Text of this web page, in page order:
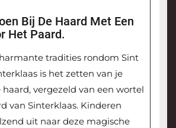
Bij De Haard Met Een
Het Paard.
tradities rondom Sint
is het zetten van je
haard, vergezeld van een wortel
van Sinterklaas. Kinderen
uit naar deze magische